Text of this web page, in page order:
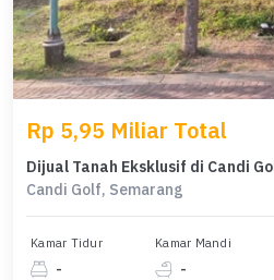
Rp 5,95 Miliar Total
Dijual Tanah Eksklusif di Candi
Candi Golf, Semarang
Kamar Tidur
-
Kamar Mandi
-